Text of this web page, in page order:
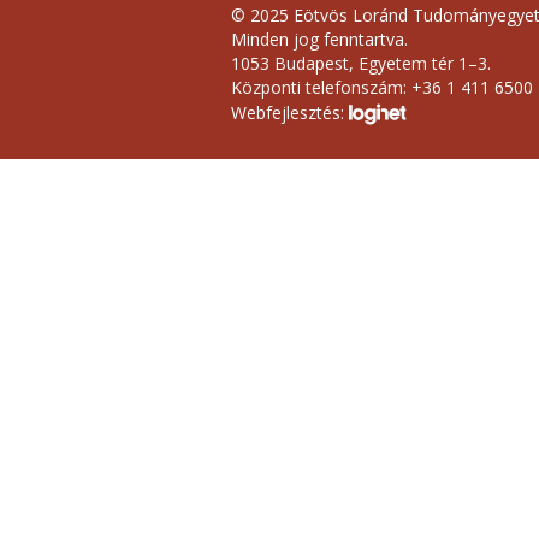
© 2025 Eötvös Loránd
Minden jog fenntartva.
1053 Budapest, Egyetem tér 1–3.
Központi telefonszám: +36 1 411 6500
Webfejlesztés: